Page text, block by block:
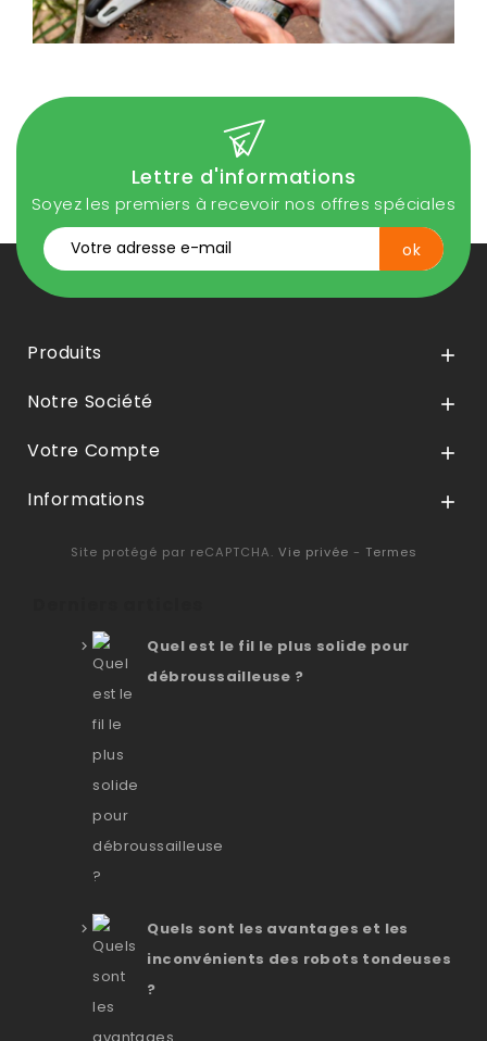
Lettre d'informations
Soyez les premiers à recevoir nos offres spéciales
Produits 
Notre Société 
Votre Compte 
Informations 
Site protégé par reCAPTCHA. Vie privée - Termes
Quel est le fil le plus solide pour
débroussailleuse ?
Quels sont les avantages et les
inconvénients des robots tondeuses
?